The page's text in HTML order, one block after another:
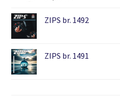
ZIPS br. 1492
ZIPS br. 1491